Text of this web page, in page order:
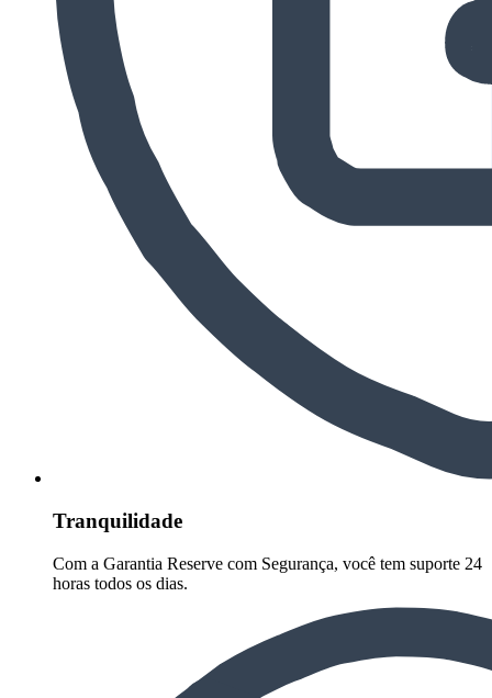
Tranquilidade
Com a Garantia Reserve com Segurança, você tem suporte 24
horas todos os dias.